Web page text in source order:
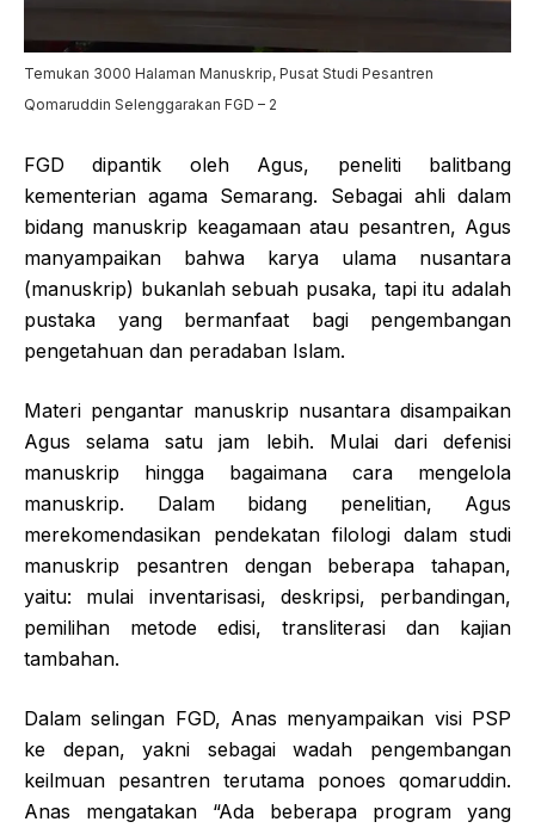
Temukan 3000 Halaman Manuskrip, Pusat Studi Pesantren
Qomaruddin Selenggarakan FGD – 2
FGD dipantik oleh Agus, peneliti balitbang
kementerian agama Semarang. Sebagai ahli dalam
bidang manuskrip keagamaan atau pesantren, Agus
manyampaikan bahwa karya ulama nusantara
(manuskrip) bukanlah sebuah pusaka, tapi itu adalah
pustaka yang bermanfaat bagi pengembangan
pengetahuan dan peradaban Islam.
Materi pengantar manuskrip nusantara disampaikan
Agus selama satu jam lebih. Mulai dari defenisi
manuskrip hingga bagaimana cara mengelola
manuskrip. Dalam bidang penelitian, Agus
merekomendasikan pendekatan filologi dalam studi
manuskrip pesantren dengan beberapa tahapan,
yaitu: mulai inventarisasi, deskripsi, perbandingan,
pemilihan metode edisi, transliterasi dan kajian
tambahan.
Dalam selingan FGD, Anas menyampaikan visi PSP
ke depan, yakni sebagai wadah pengembangan
keilmuan pesantren terutama ponoes qomaruddin.
Anas mengatakan “Ada beberapa program yang